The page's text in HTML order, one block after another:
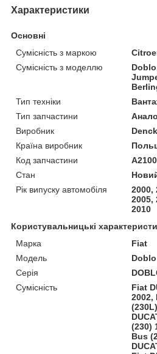
Характеристики
Основні
Сумісність з маркою
Сумісність з моделлю
Тип техніки
Тип запчастини
Виробник
Країна виробник
Код запчастини
Стан
Рік випуску автомобіля
2000,
2005,
2010
Користувальницькі
Марка
Fiat
Модель
Doblo
Серія
Сумісність
Fiat
2002,
(230)
Bus